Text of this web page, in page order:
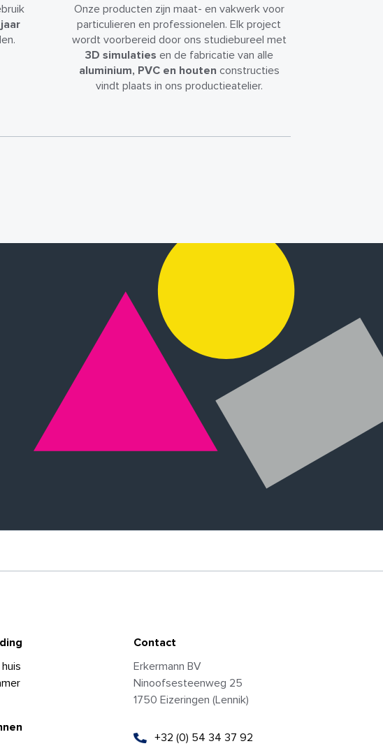
Onze producten zijn maat- en vakwerk voor
particulieren en professionelen. Elk project
wordt voorbereid door ons studiebureel met
3D simulaties en de fabricatie van alle
aluminium, PVC en houten constructies
vindt plaats in ons productieatelier.
Contact
Erkermann BV
Ninoofsesteenweg 25
1750 Eizeringen (Lennik)
+32 (0) 54 34 37 92